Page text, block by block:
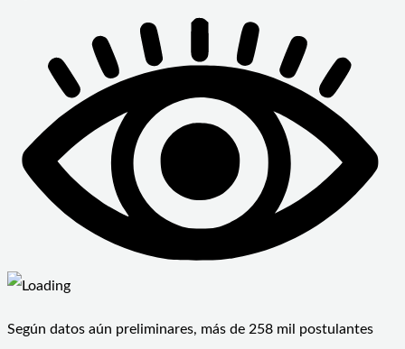
Según datos aún preliminares, más de 258 mil postulantes